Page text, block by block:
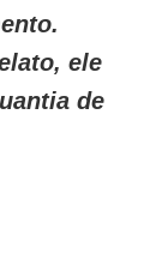
ele
de